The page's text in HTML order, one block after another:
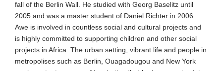
fall of the Berlin Wall. He studied with Georg Baselitz until
2005 and was a master student of Daniel Richter in 2006.
Awe is involved in countless social and cultural projects and
is highly committed to supporting children and other social
projects in Africa. The urban setting, vibrant life and people in
metropolises such as Berlin, Ouagadougou and New York